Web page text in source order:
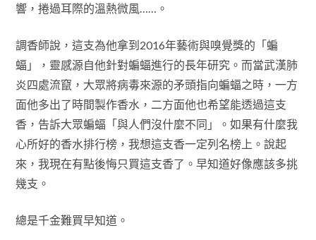
響，捲過耳際的溫熱微風……。
調香師說，這支為他拿到2016年藝術與嗅覺獎的「蝙
蝠」，靈感源自他針對蝙蝠進行的長年研究。而當武漢肺
炎四處流竄，大眾將病毒來源的矛頭指向蝙蝠之時，一方
面他多出了時間製作香水，二方面他也希望能透過這支
香，告訴大眾蝙蝠「與人們沒什麼不同」。如果有什麼我
心所好的香水排行榜，我想這支香一定列名榜上。說起
來，我現在有點後悔只買這支香了。早知道好像應該多挑
幾支。
總是千金難買早知道。